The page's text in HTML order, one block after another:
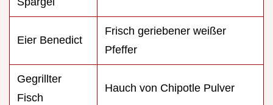
Eier Benedict
Frisch geriebener weißer
Pfeffer
Gegrillter
Fisch
Hauch von Chipotle Pulver